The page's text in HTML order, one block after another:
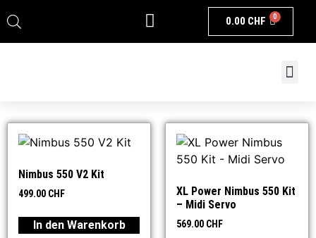
0.00 CHF 0
Nimbus 550 V2 Kit
499.00 CHF
In den Warenkorb
XL Power Nimbus 550 Kit
– Midi Servo
569.00 CHF